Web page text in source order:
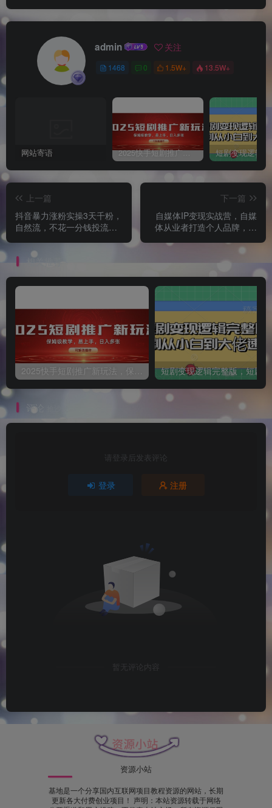
admin 关注
1468 0 1.5W+ 13.5W+
网站寄语 2025快手短剧推广新玩法，保姆级教学，日入多张，可矩阵操作
上一篇
抖音暴力涨粉实操3天千粉，
自然流，不花一分钱投流，
下一篇
自媒体IP变现实战营，自媒
体从业者打造个人品牌，提
评论
请登录后发表评论
登录 注册
暂无评论内容
资源小站
基地是一个分享国内互联网项目教程资源的网站，长期
更新各大付费创业项目！ 声明：本站资源转载于网络